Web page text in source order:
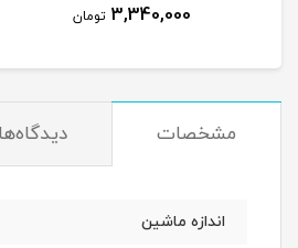
3,340,000 تومان
مشخصات دیدگاه‌ها
اندازه ماشین